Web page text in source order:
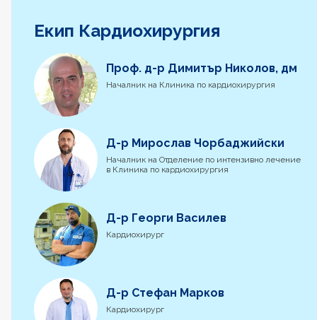
Екип Кардиохирургия
Проф. д-р Димитър Николов, дм
Началник на Клиника по кардиохирургия
Д-р Мирослав Чорбаджийски
Началник на Отделение по интензивно лечение
в Клиника по кардиохирургия
Д-р Георги Василев
Кардиохирург
Д-р Стефан Марков
Кардиохирург